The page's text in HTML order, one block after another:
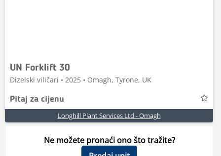
UN Forklift 30
Dizelski viličari • 2025 • Omagh, Tyrone, UK
Pitaj za cijenu
Longhill Plant Services Ltd - Omagh
Ne možete pronaći ono što tražite?